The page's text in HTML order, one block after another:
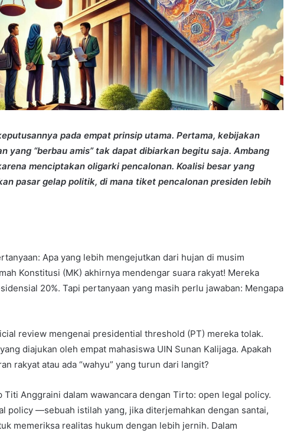
pada empat prinsip utama. Pertama, kebijakan
yang “berbau amis” tak dapat dibiarkan begitu saja. Ambang
menciptakan oligarki pencalonan. Koalisi besar yang
pasar gelap politik, di mana tiket pencalonan presiden lebih
Apa yang lebih mengejutkan dari hujan di musim
Konstitusi (MK) akhirnya mendengar suara rakyat! Mereka
20%. Tapi pertanyaan yang masih perlu jawaban: Mengapa
review mengenai presidential threshold (PT) mereka tolak.
diajukan oleh empat mahasiswa UIN Sunan Kalijaga. Apakah
rakyat atau ada “wahyu” yang turun dari langit?
Titi Anggraini dalam wawancara dengan Tirto: open legal policy.
policy —sebuah istilah yang, jika diterjemahkan dengan santai,
memeriksa realitas hukum dengan lebih jernih. Dalam